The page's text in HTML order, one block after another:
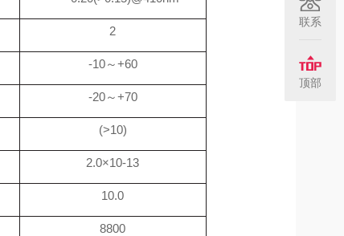
2
-10～+60
-20～+70
(>10)
2.0×10-13
10.0
8800
联系
顶部